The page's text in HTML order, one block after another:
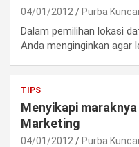
04/01/2012 Purba
Dalam pemilihan lokasi
Anda menginginkan agar
TIPS
Menyikapi
Marketing
04/01/2012 Purba